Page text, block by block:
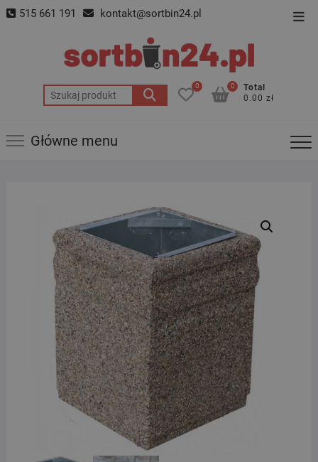
Skip 515 661 191 kontakt@sortbin24.pl
Szukaj:
0
Total
0.00 zł
0
Główne menu